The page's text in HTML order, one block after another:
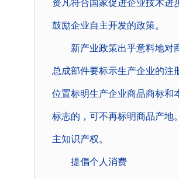
资凡符合国家促进企业技术进
鼓励企业自主开发的政策。
新产业政策出乎意料地对商
总成部件要标示生产企业的注
位置标明生产企业商品商标和
标志的，可不再标明商品产地
主知识产权。
提倡个人消费